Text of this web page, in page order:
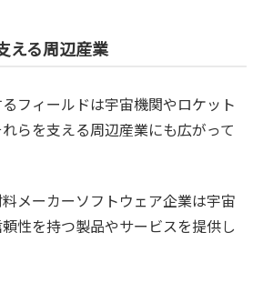
える周辺産業
フィールドは宇宙機関やロケット
らを支える周辺産業にも広がって
メーカーソフトウェア企業は宇宙
性を持つ製品やサービスを提供し